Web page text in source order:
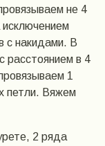
не 4
с накидами. В
расстоянием в 4
1
петли. Вяжем
2 ряда